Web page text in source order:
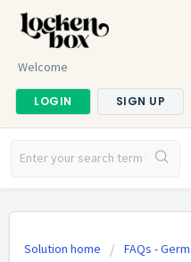
Welcome
LOGIN SIGN UP
Solution home FAQs -